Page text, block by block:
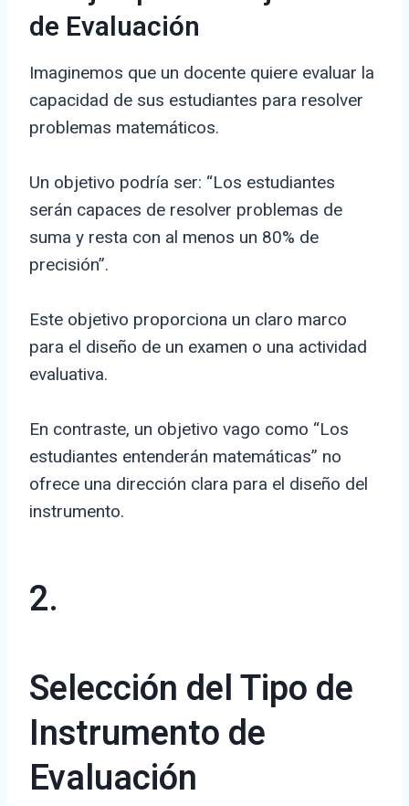
de Evaluación
Imaginemos que un docente quiere evaluar la
capacidad de sus estudiantes para resolver
problemas matemáticos.
Un objetivo podría ser: “Los estudiantes
serán capaces de resolver problemas de
suma y resta con al menos un 80% de
precisión”.
Este objetivo proporciona un claro marco
para el diseño de un examen o una actividad
evaluativa.
En contraste, un objetivo vago como “Los
estudiantes entenderán matemáticas” no
ofrece una dirección clara para el diseño del
instrumento.
2.
Selección del Tipo de
Instrumento de
Evaluación